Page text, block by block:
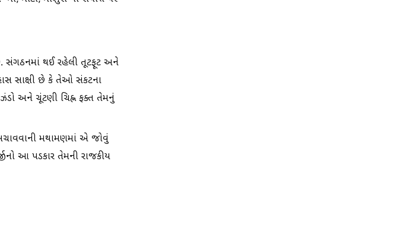
સંગઠનમાં થઈ રહેલી તૂટફૂટ અને
સાક્ષી છે કે તેઓ સંકટના
અને ચૂંટણી ચિહ્ન ફક્ત તેમનું
મથામણમાં એ જોવું
આ પડકાર તેમની રાજકીય